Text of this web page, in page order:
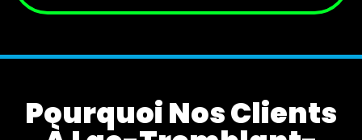
Pourquoi Nos Clients